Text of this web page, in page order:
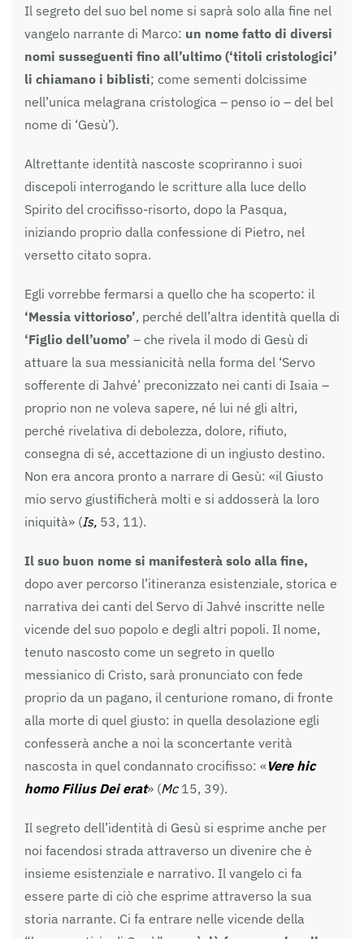
Il segreto del suo bel nome si saprà solo alla fine nel
vangelo narrante di Marco: un nome fatto di diversi
nomi susseguenti fino all’ultimo (‘titoli cristologici’
li chiamano i biblisti; come sementi dolcissime
nell’unica melagrana cristologica – penso io – del bel
nome di ‘Gesù’).
Altrettante identità nascoste scopriranno i suoi
discepoli interrogando le scritture alla luce dello
Spirito del crocifisso-risorto, dopo la Pasqua,
iniziando proprio dalla confessione di Pietro, nel
versetto citato sopra.
Egli vorrebbe fermarsi a quello che ha scoperto: il
‘Messia vittorioso’, perché dell’altra identità quella di
‘Figlio dell’uomo’ – che rivela il modo di Gesù di
attuare la sua messianicità nella forma del ‘Servo
sofferente di Jahvé’ preconizzato nei canti di Isaia –
proprio non ne voleva sapere, né lui né gli altri,
perché rivelativa di debolezza, dolore, rifiuto,
consegna di sé, accettazione di un ingiusto destino.
Non era ancora pronto a narrare di Gesù: «il Giusto
mio servo giustificherà molti e si addosserà la loro
iniquità» (Is, 53, 11).
Il suo buon nome si manifesterà solo alla fine,
dopo aver percorso l’itineranza esistenziale, storica e
narrativa dei canti del Servo di Jahvé inscritte nelle
vicende del suo popolo e degli altri popoli. Il nome,
tenuto nascosto come un segreto in quello
messianico di Cristo, sarà pronunciato con fede
proprio da un pagano, il centurione romano, di fronte
alla morte di quel giusto: in quella desolazione egli
confesserà anche a noi la sconcertante verità
nascosta in quel condannato crocifisso: «Vere hic
homo Filius Dei erat» (Mc15, 39).
Il segreto dell’identità di Gesù si esprime anche per
noi facendosi strada attraverso un divenire che è
insieme esistenziale e narrativo. Il vangelo ci fa
essere parte di ciò che esprime attraverso la sua
storia narrante. Ci fa entrare nelle vicende della